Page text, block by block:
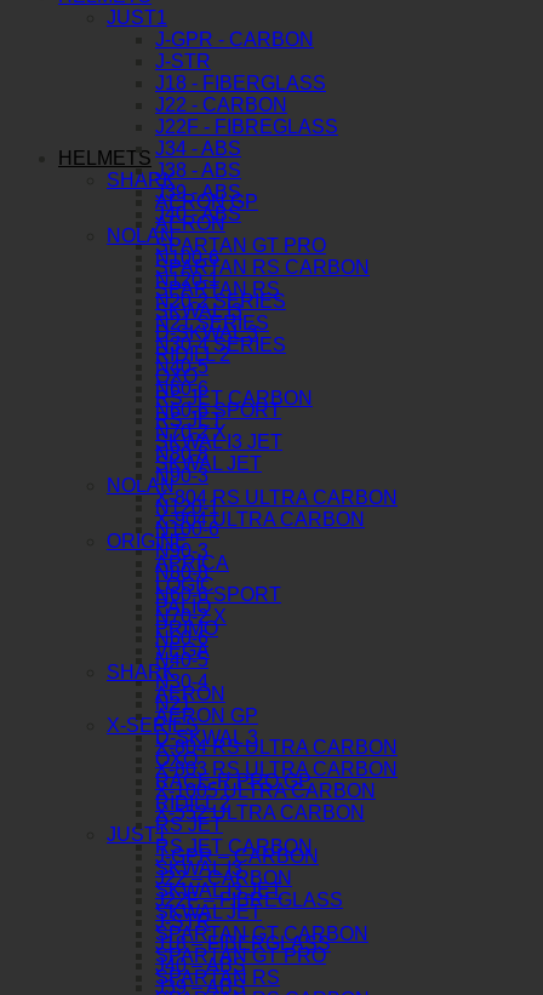
HELMETS
SHARK
AERON GP
AERON
SPARTAN GT PRO
SPARTAN RS CARBON
SPARTAN RS
SKWAL I3
D-SKWAL 3
RIDILL 2
OXO
RS JET CARBON
RS JET
SKWAL I3 JET
SKWAL JET
NOLAN
N120-1
N100-6
N90-3
N80-8
N60-6 SPORT
N70-2 X
N60-6
N40-5
N30-4
N21
X-SERIES
X-804 RS ULTRA CARBON
X-803 RS ULTRA CARBON
X-1005 ULTRA CARBON
X-552 ULTRA CARBON
JUST1
J-GPR – CARBON
J22 – CARBON
J22F – FIBREGLASS
J-STR
J18 – FIBERGLASS
J40 – ABS
J39 – ABS
JUST1
J-GPR - CARBON
J-STR
J18 - FIBERGLASS
J22 - CARBON
J22F - FIBREGLASS
J34 - ABS
J38 - ABS
J39 - ABS
J40 - ABS
NOLAN
N100-6
N120-1
N20-2 SERIES
N21 SERIES
N30-4 SERIES
N40-5
N60-6
N60-6 SPORT
N70-2 X
N80-8
N90-3
X-804 RS ULTRA CARBON
X-904 ULTRA CARBON
ORIGINE
APRICA
LOGIC
PALIO
PRIMO
VEGA
SHARK
AERON
AERON GP
D-SKWAL 3
OXO
RACE-R PRO GP
RIDILL 2
RS JET
RS JET CARBON
SKWAL I3
SKWAL I3 JET
SKWAL JET
SPARTAN GT CARBON
SPARTAN GT PRO
SPARTAN RS